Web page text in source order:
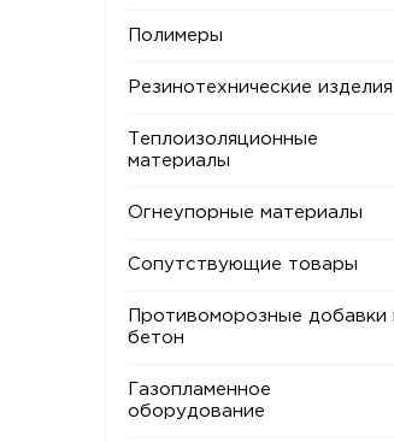
Полимеры
Резинотехнические изделия
Теплоизоляционные
материалы
Огнеупорные материалы
Сопутствующие товары
Противоморозные добавки
бетон
Газопламенное
оборудование